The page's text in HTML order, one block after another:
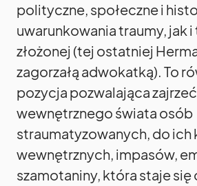
polityczne, społeczne i
uwarunkowania traumy, jak
złożonej (tej ostatniej
zagorzałą adwokatką). To
pozycja pozwalająca
wewnętrznego świata osób
straumatyzowanych, do
wewnętrznych, impasów,
szamotaniny, która staje